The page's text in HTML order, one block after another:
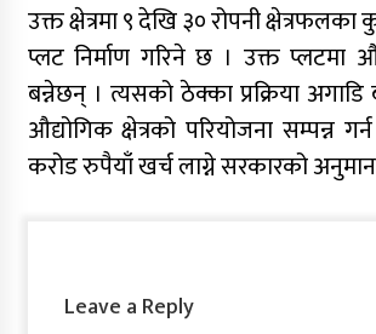
उक्त क्षेत्रमा ९ देखि ३० रोपनी
प्लट निर्माण गरिने छ । उक्त प्लटमा
बन्नेछन् । त्यसको ठेक्का प्रक्रिया
औद्योगिक क्षेत्रको परियोजना सम्पन्न
करोड रुपैयाँ खर्च लाग्ने सरकारको
Leave a Reply